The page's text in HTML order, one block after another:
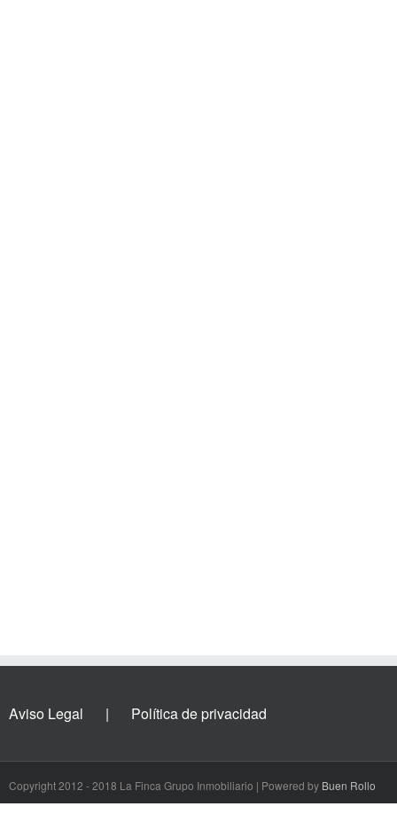
Aviso Legal Política de privacidad
Copyright 2012 - 2018 La Finca Grupo Inmobiliario | Powered by Buen Rollo